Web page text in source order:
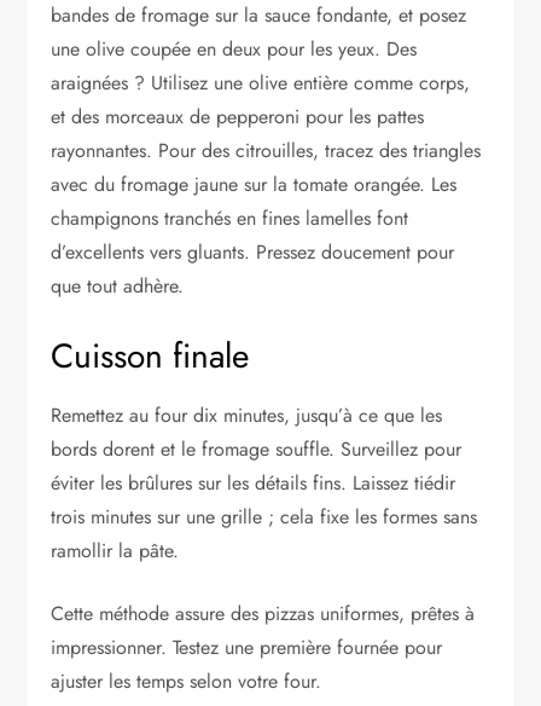
bandes de fromage sur la sauce fondante, et posez
une olive coupée en deux pour les yeux. Des
araignées ? Utilisez une olive entière comme corps,
et des morceaux de pepperoni pour les pattes
rayonnantes. Pour des citrouilles, tracez des triangles
avec du fromage jaune sur la tomate orangée. Les
champignons tranchés en fines lamelles font
d’excellents vers gluants. Pressez doucement pour
que tout adhère.
Cuisson finale
Remettez au four dix minutes, jusqu’à ce que les
bords dorent et le fromage souffle. Surveillez pour
éviter les brûlures sur les détails fins. Laissez tiédir
trois minutes sur une grille ; cela fixe les formes sans
ramollir la pâte.
Cette méthode assure des pizzas uniformes, prêtes à
impressionner. Testez une première fournée pour
ajuster les temps selon votre four.